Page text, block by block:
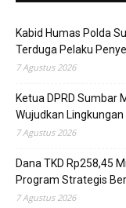
Kabid Humas Polda
Terduga Pelaku
7 Agustus 2026
Ketua DPRD Sumbar
Wujudkan
7 Agustus 2026
Dana TKD Rp258,45
Program Strategis
7 Agustus 2026